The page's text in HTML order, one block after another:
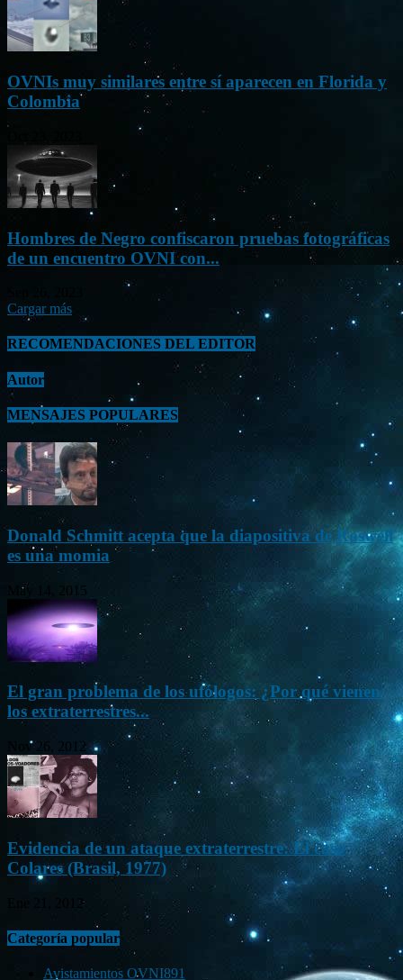
OVNIs muy similares entre sí aparecen en Florida y
Colombia
Hombres de Negro confiscaron pruebas fotográficas
de un encuentro OVNI con...
Cargar más
RECOMENDACIONES DEL EDITOR
Autor
MENSAJES POPULARES
Donald Schmitt acepta que la diapositiva de Roswell
es una momia
May 14, 2015
El gran problema de los ufólogos: ¿Por qué vienen
los extraterrestres...
Nov 26, 2012
Evidencia de un ataque extraterrestre: El caso
Colares (Brasil, 1977)
Ene 21, 2012
Categoría popular
Avistamientos OVNI891